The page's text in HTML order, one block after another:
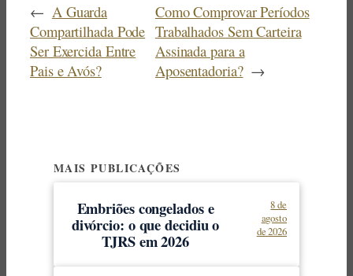
← A Guarda
Compartilhada Pode
Ser Exercida Entre
Pais e Avós?
Como Comprovar Períodos
Trabalhados Sem Carteira
Assinada para a
Aposentadoria? →
MAIS PUBLICAÇÕES
Embriões congelados e
divórcio: o que decidiu o
TJRS em 2026
8 de
agosto
de 2026